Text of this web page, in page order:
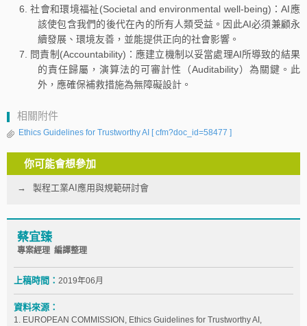
社會和環境福祉(Societal and environmental well-being)：AI應
該使包含我們的後代在內的所有人類受益。因此AI必須兼顧永
續發展、環境友善，並能提供正向的社會影響。
問責制(Accountability)：應建立機制以妥當處理AI所導致的結果
的責任歸屬，演算法的可審計性（Auditability）為關鍵。此
外，應確保補救措施為無障礙設計。
相關附件
Ethics Guidelines for Trustworthy AI [ cfm?doc_id=58477 ]
你可能會想參加
製程工業AI應用與規範研討會
蔡宜臻
專案經理 編譯整理
上稿時間： 2019年06月
資料來源：
1. EUROPEAN COMMISSION, Ethics Guidelines for Trustworthy AI,